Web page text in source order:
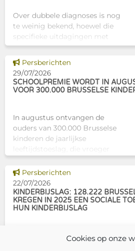
Cookies op onze
Over dubbele diagnoses is nog
te weinig bekend, hoewel die
specifieke uitdagingen met
zich meebrengen voor zowel
professionals als naasten. In
Brussel biedt Atelier Tam-Tam
een concrete oplossing in
Dit nieuws tonen
Persberichten
29/07/2026
SCHOOLPREMIE WORDT IN
VOOR 300.000 BRUSSELSE
In augustus ontvangen de
ouders van 300.000 Brusselse
kinderen de jaarlijkse
leeftijdstoeslag, die vroeger
schoolpremie. Deze financiële
ondersteuning helpt gezinnen
om de kosten
Dit nieuws tonen
Persberichten
22/07/2026
KINDERBIJSLAG: 128.222
KREGEN IN 2025 EEN SOCIALE
HUN KINDERBIJSLAG
In december 2025 hadden